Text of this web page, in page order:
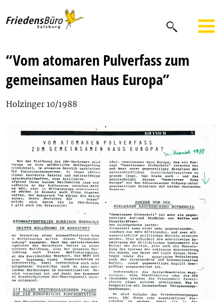
“Vom atomaren Pulverfass zum
gemeinsamen Haus Europa”
Holzinger 10/1988